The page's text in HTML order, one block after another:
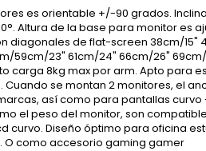
es orientable +/-90 grados.
Altura de la base para monitor es
diagonales de flat-screen 38cm/15"
59cm/23" 61cm/24" 66cm/26"
8kg max por arm. Apto para
se montan 2 monitores, el
así como para pantallas
el peso del monitor, son
curvo. Diseño óptimo para oficina
O como accesorio gaming gamer